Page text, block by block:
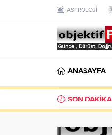
ASTROLOJİ
ANASAYFA
SON DAKİKA